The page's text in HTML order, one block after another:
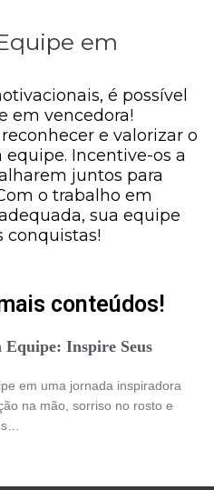
em
é possível
em vencedora!
e valorizar o
Incentive-os a
juntos para
o trabalho em
sua equipe
conquistas!
conteúdos!
Inspire Seus
em uma jornada inspiradora
na mão, sorriso no rosto e